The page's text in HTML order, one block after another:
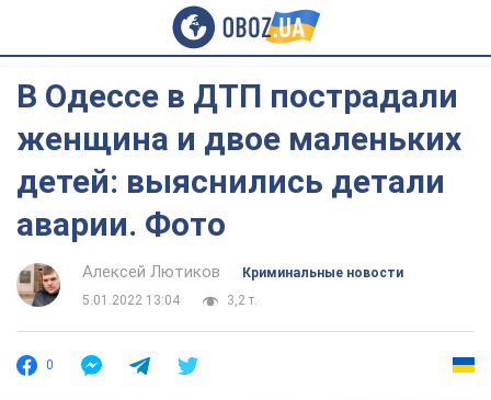
В Одессе в ДТП пострадали
женщина и двое маленьких
детей: выяснились детали
аварии. Фото
Алексей Лютиков
Криминальные новости
5.01.2022 13:04
3,2 т.
0